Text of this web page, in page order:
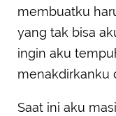
membuatku
yang tak bisa
ingin aku
menakdirkanku
Saat ini aku